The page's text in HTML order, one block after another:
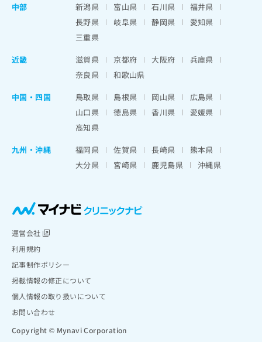
中部
新潟県 富山県 石川県
福井県
長野県
岐阜県 静岡県
愛知県
三重県
近畿
滋賀県 京都府 大阪府
兵庫県
奈良県
和歌山県
中国・四国
鳥取県 島根県 岡山県
広島県
山口県
徳島県 香川県
愛媛県
高知県
九州・沖縄
福岡県 佐賀県 長崎県
熊本県
大分県
宮崎県 鹿児島県 沖縄県
運営会社
利用規約
記事制作ポリシー
掲載情報の修正について
個人情報の取り扱いについて
お問い合わせ
Copyright © Mynavi Corporation